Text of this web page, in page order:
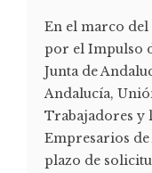
En el marco del
por el Impulso
Junta de
Andalucía,
Trabajadores y
Empresarios de
plazo de